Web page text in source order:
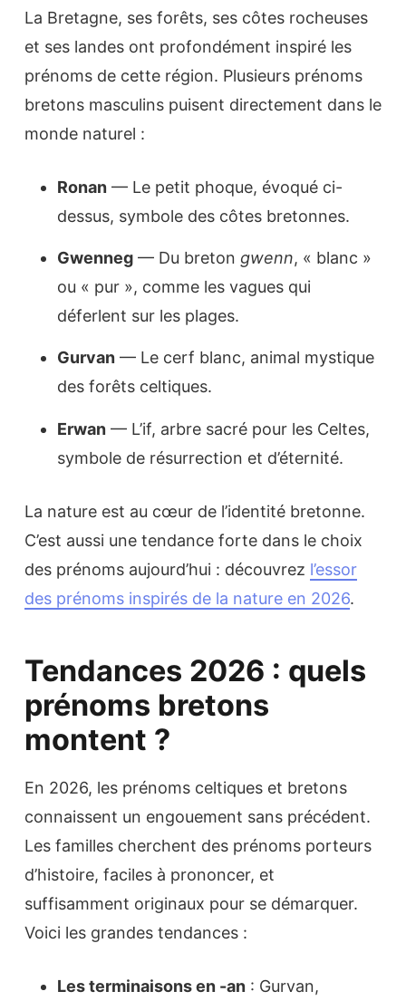
La Bretagne, ses forêts, ses côtes rocheuses
et ses landes ont profondément inspiré les
prénoms de cette région. Plusieurs prénoms
bretons masculins puisent directement dans le
monde naturel :
Ronan — Le petit phoque, évoqué ci-
dessus, symbole des côtes bretonnes.
Gwenneg — Du breton gwenn, « blanc »
ou « pur », comme les vagues qui
déferlent sur les plages.
Gurvan — Le cerf blanc, animal mystique
des forêts celtiques.
Erwan — L’if, arbre sacré pour les Celtes,
symbole de résurrection et d’éternité.
La nature est au cœur de l’identité bretonne.
C’est aussi une tendance forte dans le choix
des prénoms aujourd’hui : découvrez l’essor
des prénoms inspirés de la nature en 2026.
Tendances 2026 : quels
prénoms bretons
montent ?
En 2026, les prénoms celtiques et bretons
connaissent un engouement sans précédent.
Les familles cherchent des prénoms porteurs
d’histoire, faciles à prononcer, et
suffisamment originaux pour se démarquer.
Voici les grandes tendances :
Les terminaisons en -an : Gurvan,